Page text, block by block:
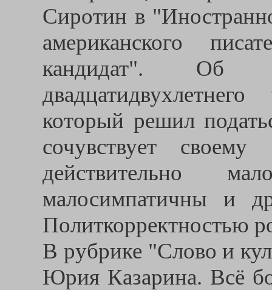
Сиротин в
американского
кандидат". Об
который решил
сочувствует
действительно
малосимпатичны и
Политкорректностью
В рубрике "Слово и
Юрия Казарина. Всё